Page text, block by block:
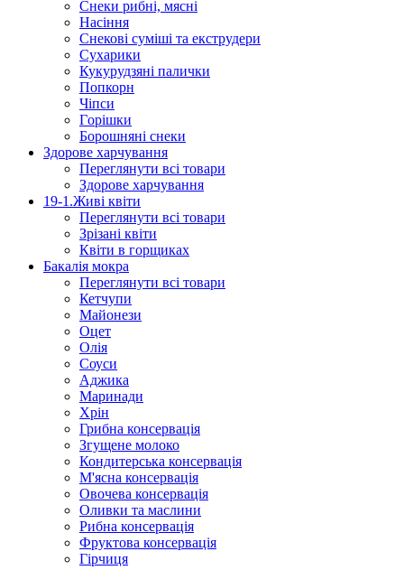
Снеки рибні, мясні
Насіння
Снекові суміші та екструдери
Сухарики
Кукурудзяні пaлички
Попкорн
Чіпси
Гoрішки
Борошняні снеки
Здорове харчування
Переглянути всі товари
Здорове харчування
19-1.Живі квіти
Переглянути всі товари
Зрізані квіти
Квіти в горщиках
Бакалія мокра
Переглянути всі товари
Кетчупи
Майонези
Оцет
Олія
Соуси
Аджика
Маринади
Хрін
Грибна консервація
Згущене молоко
Кондитерська консервація
М'ясна консервація
Овочева консервація
Оливки та маслини
Рибна консервація
Фруктова консервація
Гірчиця